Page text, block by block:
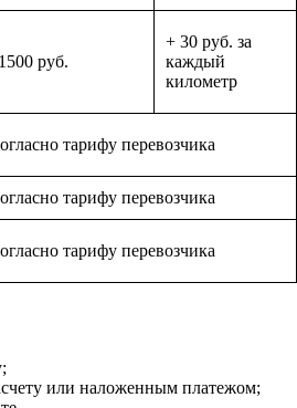
1500 руб.
+ 30 руб. за
каждый
километр
тарифу перевозчика
тарифу перевозчика
тарифу перевозчика
или наложенным платежом;